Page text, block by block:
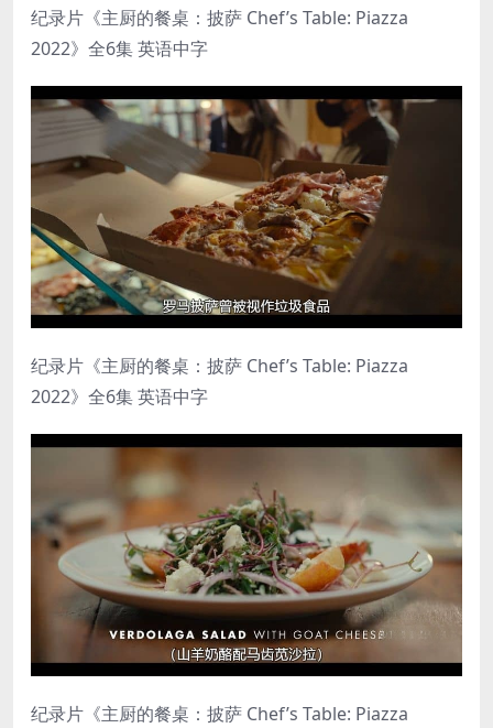
纪录片《主厨的餐桌：披萨 Chef’s Table: Piazza
2022》全6集 英语中字
纪录片《主厨的餐桌：披萨 Chef’s Table: Piazza
2022》全6集 英语中字
纪录片《主厨的餐桌：披萨 Chef’s Table: Piazza